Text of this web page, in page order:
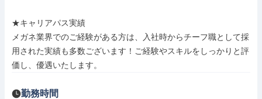
★キャリアパス実績
メガネ業界でのご経験がある方は、入社時からチーフ職として採
用された実績も多数ございます！ご経験やスキルをしっかりと評
価し、優遇いたします。
勤務時間